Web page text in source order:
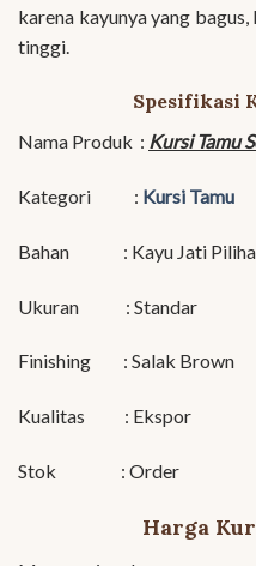
karena kayunya yang
tinggi.
Spesifikasi
Nama Produk : Kursi Tamu
Kategori : Kursi Tamu
Bahan : Kayu Jati
Ukuran : Standar
Finishing : Salak Brown
Kualitas : Ekspor
Stok : Order
Harga